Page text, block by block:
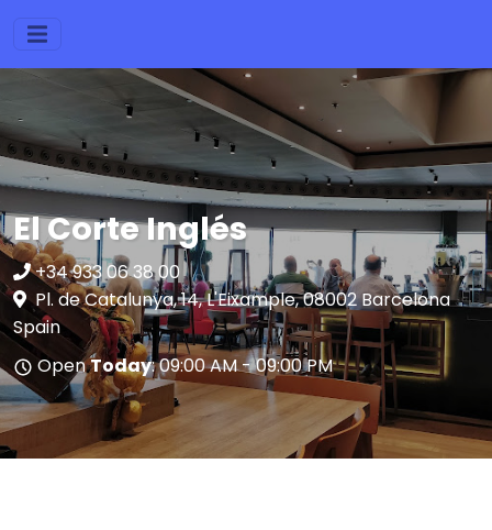
El Corte Inglés
+34 933 06 38 00
Pl. de Catalunya, 14, L'Eixample, 08002 Barcelona
Spain
OpenToday: 09:00 AM - 09:00 PM